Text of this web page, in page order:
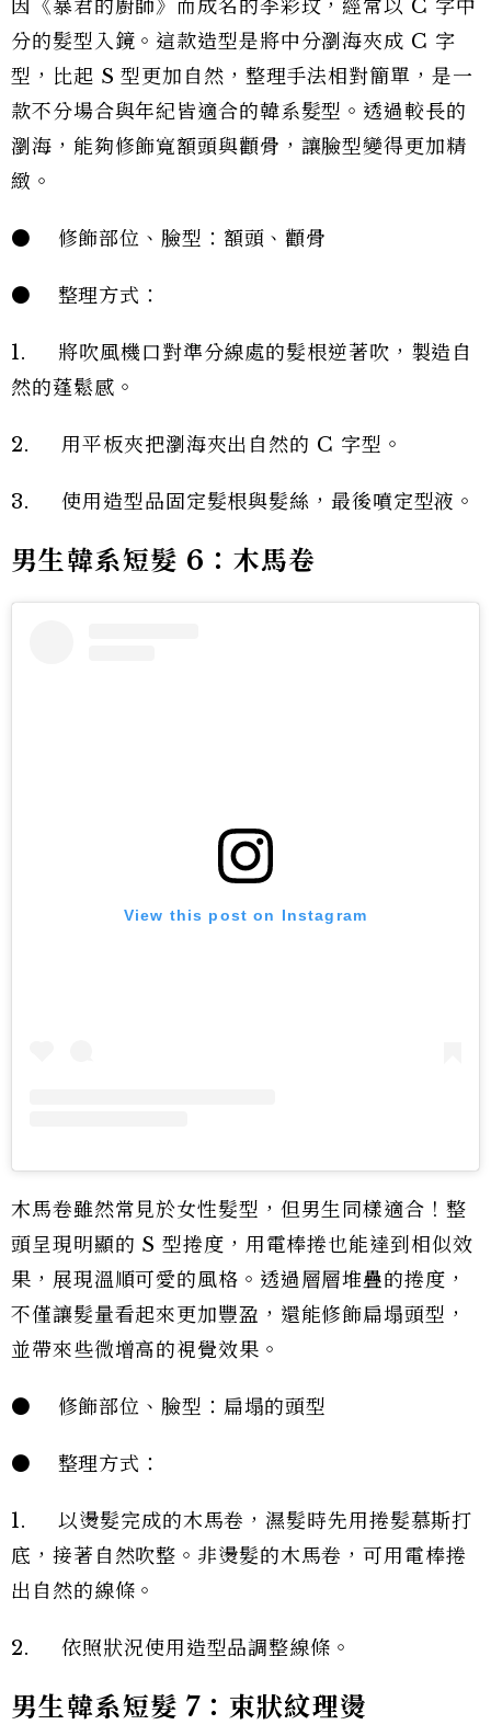
因《暴君的廚師》而成名的李彩玟，經常以 C 字中
分的髮型入鏡。這款造型是將中分瀏海夾成 C 字
型，比起 S 型更加自然，整理手法相對簡單，是一
款不分場合與年紀皆適合的韓系髮型。透過較長的
瀏海，能夠修飾寬額頭與顴骨，讓臉型變得更加精
緻。
● 修飾部位、臉型：額頭、顴骨
● 整理方式：
1. 將吹風機口對準分線處的髮根逆著吹，製造自
然的蓬鬆感。
2. 用平板夾把瀏海夾出自然的 C 字型。
3. 使用造型品固定髮根與髮絲，最後噴定型液。
男生韓系短髮 6：木馬卷
View this post on Instagram
木馬卷雖然常見於女性髮型，但男生同樣適合！整
頭呈現明顯的 S 型捲度，用電棒捲也能達到相似效
果，展現溫順可愛的風格。透過層層堆疊的捲度，
不僅讓髮量看起來更加豐盈，還能修飾扁塌頭型，
並帶來些微增高的視覺效果。
● 修飾部位、臉型：扁塌的頭型
● 整理方式：
1. 以燙髮完成的木馬卷，濕髮時先用捲髮慕斯打
底，接著自然吹整。非燙髮的木馬卷，可用電棒捲
出自然的線條。
2. 依照狀況使用造型品調整線條。
男生韓系短髮 7：束狀紋理燙